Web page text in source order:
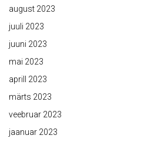
august 2023
juuli 2023
juuni 2023
mai 2023
aprill 2023
märts 2023
veebruar 2023
jaanuar 2023